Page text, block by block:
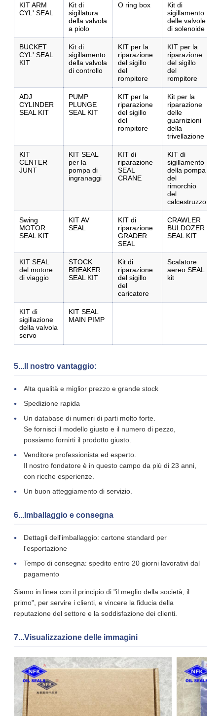
KIT ARM
CYL' SEAL
Kit di
sigillatura
della valvola
a piolo
O ring box
Kit di
sigillamento
delle valvole
di solenoide
BUCKET
CYL' SEAL
KIT
Kit di
sigillamento
della valvola
di controllo
KIT per la
riparazione
del sigillo
del
rompitore
KIT per la
riparazione
del sigillo
del
rompitore
ADJ
CYLINDER
SEAL KIT
PUMP
PLUNGE
SEAL KIT
KIT per la
riparazione
del sigillo
del
rompitore
Kit per la
riparazione
delle
guarnizioni
della
trivellazione
KIT
CENTER
JUNT
KIT SEAL
per la
pompa di
ingranaggi
KIT di
riparazione
SEAL
CRANE
KIT di
sigillamento
della pompa
del
rimorchio
del
calcestruzzo
Swing
MOTOR
SEAL KIT
KIT AV
SEAL
KIT di
riparazione
GRADER
SEAL
CRAWLER
BULDOZER
SEAL KIT
KIT SEAL
del motore
di viaggio
STOCK
BREAKER
SEAL KIT
Kit di
riparazione
del sigillo
del
caricatore
Scalatore
aereo SEAL
kit
KIT di
sigillazione
della valvola
servo
KIT SEAL
MAIN PIMP
5...Il nostro vantaggio:
Alta qualità e miglior prezzo e grande stock
Spedizione rapida
Un database di numeri di parti molto forte.
Se fornisci il modello giusto e il numero di pezzo,
possiamo fornirti il prodotto giusto.
Venditore professionista ed esperto.
Il nostro fondatore è in questo campo da più di 23 anni,
con ricche esperienze.
Un buon atteggiamento di servizio.
6...Imballaggio e consegna
Dettagli dell'imballaggio: cartone standard per
l'esportazione
Tempo di consegna: spedito entro 20 giorni lavorativi dal
pagamento
Siamo in linea con il principio di "il meglio della società, il
primo", per servire i clienti, e vincere la fiducia della
reputazione del settore e la soddisfazione dei clienti.
7...Visualizzazione delle immagini